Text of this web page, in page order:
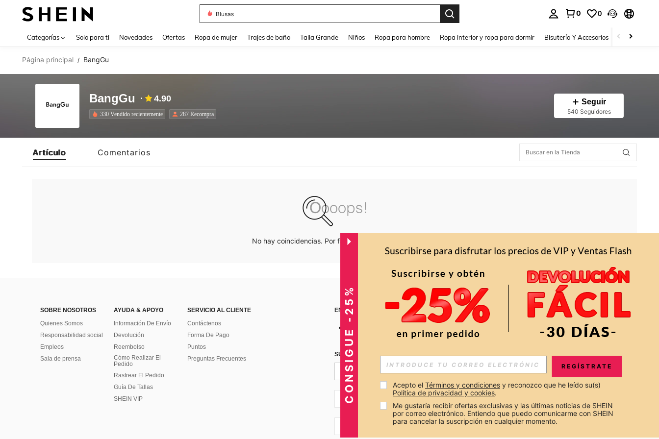
Blusas
0 0
Categorías Solo para ti Novedades Ofertas Ropa de mujer Trajes de baño Talla Grande Niños Ropa para hombre Ropa interior y ropa para dormir Bisutería Y Accesorios Zapatos
Página principal / BangGu
BangGu 4.90
330 Vendido recientemente 287 Recompra
Seguir
540 Seguidores
Artículo Comentarios
No hay coincidencias. Por favor inténtalo de nuevo.
SOBRE NOSOTROS
Quienes Somos
Responsabilidad social
Empleos
Sala de prensa
AYUDA & APOYO
Información De Envío
Devolución
Reembolso
Cómo Realizar El
Pedido
Rastrear El Pedido
Guía De Tallas
SHEIN VIP
SERVICIO AL CLIENTE
Contáctenos
Forma De Pago
Puntos
Preguntas Frecuentes
ENCUÉNTRANOS EN APP
SUSCRÍBETE PARA RECIBIR OFERTAS EXCLUSIVAS, PROMOCIONES Y NOTICIAS DE SHEIN
CO + 57
CONSIGUE -25% REGÍSTRATE
Acepto el Términos y condiciones y reconozco que he leído su(s)
Política de privacidad y cookies.
Me gustaría recibir ofertas exclusivas y las últimas noticias de SHEIN
por correo electrónico. Entiendo que puedo comunicarme con SHEIN
para cancelar la suscripción en cualquier momento.